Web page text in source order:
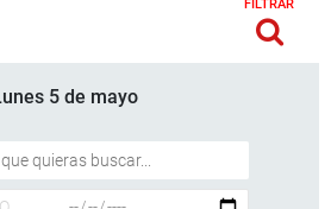
FILTRAR
5 de mayo